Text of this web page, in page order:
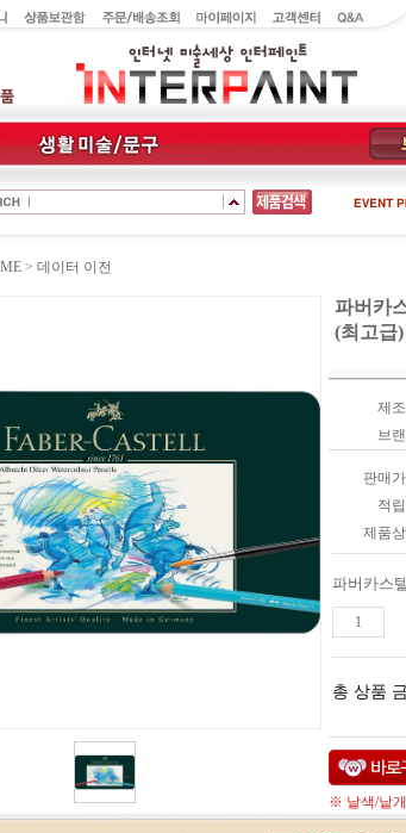
> 데이터 이전
파버카
(최고급)
제
브
판매
적
제품
총 상품
※ 낱색/낱